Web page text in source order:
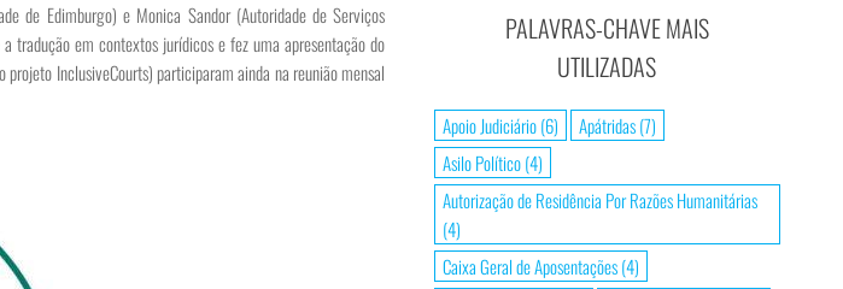
de Edimburgo) e Monica Sandor (Autoridade de Serviços
tradução em contextos jurídicos e fez uma apresentação do
InclusiveCourts) participaram ainda na reunião mensal
PALAVRAS-CHAVE MAIS
UTILIZADAS
Apoio Judiciário(6) Apátridas(7)
Asilo Político(4)
Autorização de Residência Por Razões Humanitárias
(4)
Caixa Geral de Aposentações(4)